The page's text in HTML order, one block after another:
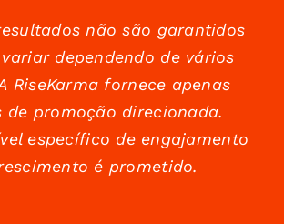
não são garantidos
dependendo de vários
RiseKarma fornece apenas
de promoção direcionada.
específico de engajamento
é prometido.